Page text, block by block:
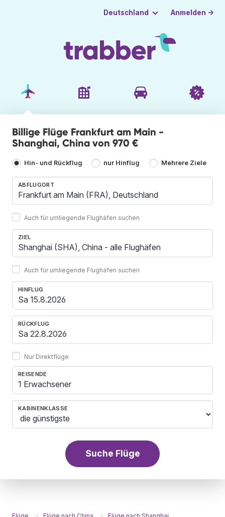
Deutschland Anmelden →
Billige Flüge Frankfurt am Main -
Shanghai, China von 970 €
Hin- und Rückflug nur Hinflug Mehrere Ziele
ABFLUGORT
Auch für umliegende Flughäfen suchen
ZIEL
Auch für umliegende Flughäfen suchen
HINFLUG
RÜCKFLUG
Nur Direktflüge
REISENDE
1 Erwachsener
KABINENKLASSE
Suche Flüge